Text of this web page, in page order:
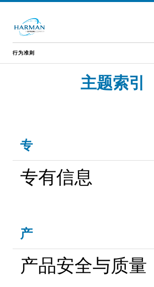
行为准则
主题索引
专
专有信息
产
产品安全与质量